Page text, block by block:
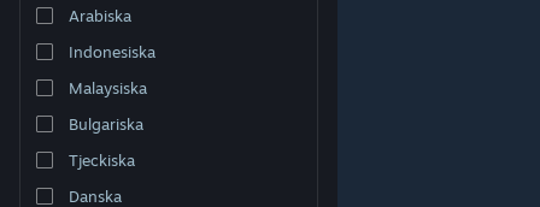
Arabiska
Indonesiska
Malaysiska
Bulgariska
Tjeckiska
Danska